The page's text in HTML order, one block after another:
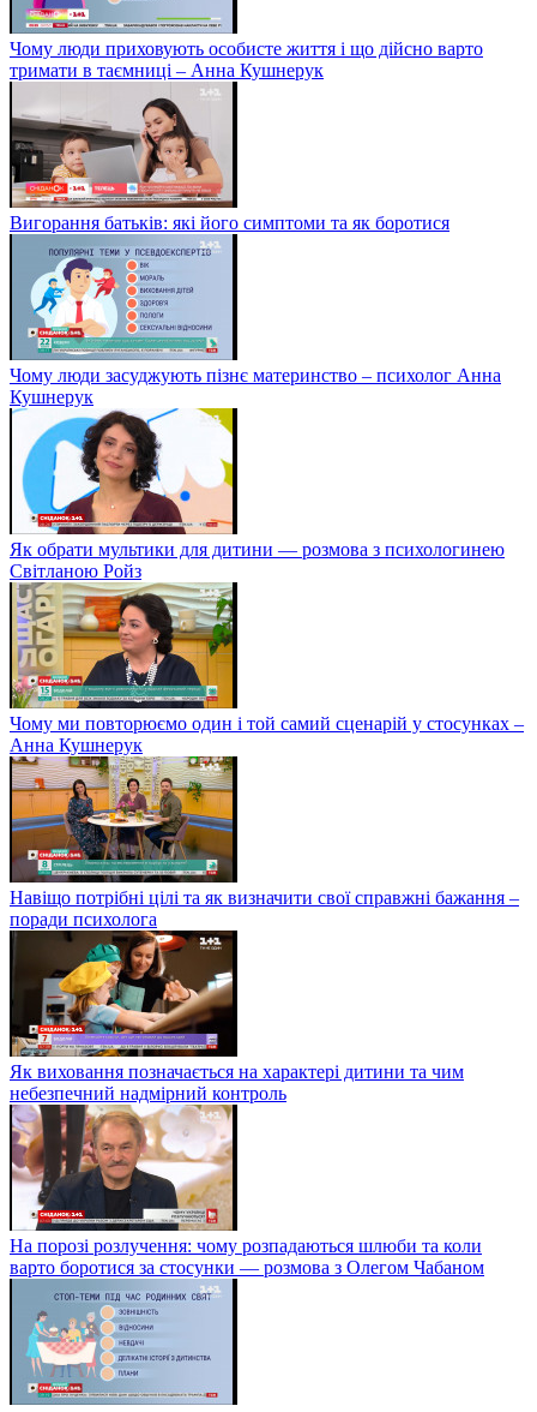
Чому люди приховують особисте життя і що дійсно варто
тримати в таємниці – Анна Кушнерук
Вигорання батьків: які його симптоми та як боротися
Чому люди засуджують пізнє материнство – психолог Анна
Кушнерук
Як обрати мультики для дитини — розмова з психологинею
Світланою Ройз
Чому ми повторюємо один і той самий сценарій у стосунках –
Анна Кушнерук
Навіщо потрібні цілі та як визначити свої справжні бажання –
поради психолога
Як виховання позначається на характері дитини та чим
небезпечний надмірний контроль
На порозі розлучення: чому розпадаються шлюби та коли
варто боротися за стосунки — розмова з Олегом Чабаном